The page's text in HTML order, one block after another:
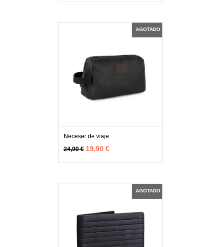
AGOTADO
AGOTADO
Neceser de viaje
24,90 € 19,90 €
AGOTADO